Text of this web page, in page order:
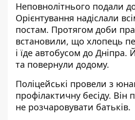
Неповнолітнього подали
Орієнтування надіслали
постам. Протягом доби
встановили, що хлопець
і їде автобусом до
та повернули додому.
Поліцейські провели з
профілактичну бесіду. Він
не розчаровувати батьків.